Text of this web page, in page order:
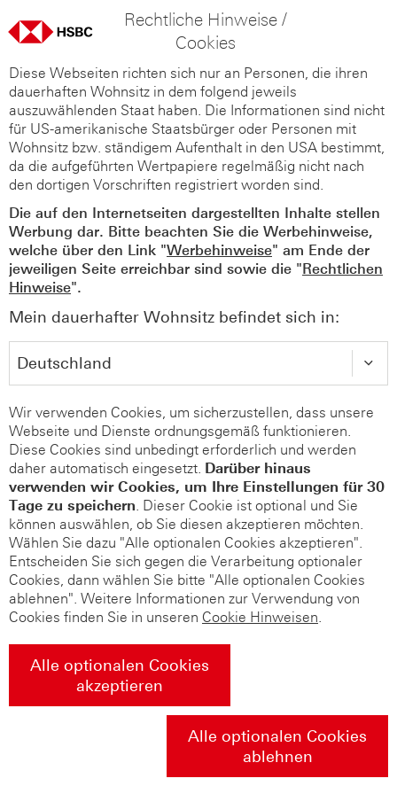
Rechtliche Hinweise /
Cookies
Diese Webseiten richten sich nur an Personen, die ihren
dauerhaften Wohnsitz in dem folgend jeweils
auszuwählenden Staat haben. Die Informationen sind nicht
für US-amerikanische Staatsbürger oder Personen mit
Wohnsitz bzw. ständigem Aufenthalt in den USA bestimmt,
da die aufgeführten Wertpapiere regelmäßig nicht nach
den dortigen Vorschriften registriert worden sind.
Die auf den Internetseiten dargestellten Inhalte stellen
Werbung dar. Bitte beachten Sie die Werbehinweise,
welche über den Link "Werbehinweise" am Ende der
jeweiligen Seite erreichbar sind sowie die "Rechtlichen
Hinweise".
Mein dauerhafter Wohnsitz befindet sich in:
Wir verwenden Cookies, um sicherzustellen, dass unsere
Webseite und Dienste ordnungsgemäß funktionieren.
Diese Cookies sind unbedingt erforderlich und werden
daher automatisch eingesetzt. Darüber hinaus
verwenden wir Cookies, um Ihre Einstellungen für 30
Tage zu speichern. Dieser Cookie ist optional und Sie
können auswählen, ob Sie diesen akzeptieren möchten.
Wählen Sie dazu "Alle optionalen Cookies akzeptieren".
Entscheiden Sie sich gegen die Verarbeitung optionaler
Cookies, dann wählen Sie bitte "Alle optionalen Cookies
ablehnen". Weitere Informationen zur Verwendung von
Cookies finden Sie in unseren Cookie Hinweisen.
Alle optionalen Cookies
akzeptieren
Alle optionalen Cookies
ablehnen